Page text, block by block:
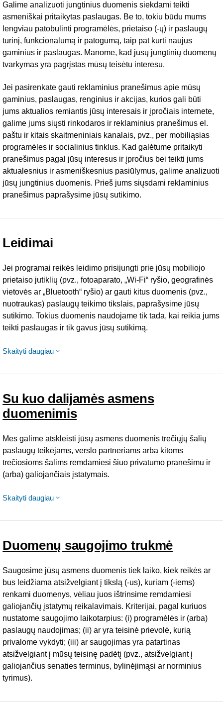
Galime analizuoti jungtinius duomenis siekdami teikti
asmeniškai pritaikytas paslaugas. Be to, tokiu būdu mums
lengviau patobulinti programėlės, prietaiso (-ų) ir paslaugų
turinį, funkcionalumą ir patogumą, taip pat kurti naujus
gaminius ir paslaugas. Manome, kad jūsų jungtinių duomenų
tvarkymas yra pagrįstas mūsų teisėtu interesu.
Jei pasirenkate gauti reklaminius pranešimus apie mūsų
gaminius, paslaugas, renginius ir akcijas, kurios gali būti
jums aktualios remiantis jūsų interesais ir įpročiais internete,
galime jums siųsti rinkodaros ir reklaminius pranešimus el.
paštu ir kitais skaitmeniniais kanalais, pvz., per mobiliąsias
programėles ir socialinius tinklus. Kad galėtume pritaikyti
pranešimus pagal jūsų interesus ir įpročius bei teikti jums
aktualesnius ir asmeniškesnius pasiūlymus, galime analizuoti
jūsų jungtinius duomenis. Prieš jums siųsdami reklaminius
pranešimus paprašysime jūsų sutikimo.
Leidimai
Jei programai reikės leidimo prisijungti prie jūsų mobiliojo
prietaiso jutiklių (pvz., fotoaparato, „Wi-Fi“ ryšio, geografinės
vietovės ar „Bluetooth“ ryšio) ar gauti kitus duomenis (pvz.,
nuotraukas) paslaugų teikimo tikslais, paprašysime jūsų
sutikimo. Tokius duomenis naudojame tik tada, kai reikia jums
teikti paslaugas ir tik gavus jūsų sutikimą.
Skaityti daugiau
Su kuo dalijamės asmens
duomenimis
Mes galime atskleisti jūsų asmens duomenis trečiųjų šalių
paslaugų teikėjams, verslo partneriams arba kitoms
trečiosioms šalims remdamiesi šiuo privatumo pranešimu ir
(arba) galiojančiais įstatymais.
Skaityti daugiau
Duomenų saugojimo trukmė
Saugosime jūsų asmens duomenis tiek laiko, kiek reikės ar
bus leidžiama atsižvelgiant į tikslą (-us), kuriam (-iems)
renkami duomenys, vėliau juos ištrinsime remdamiesi
galiojančių įstatymų reikalavimais. Kriterijai, pagal kuriuos
nustatome saugojimo laikotarpius: (i) programėlės ir (arba)
paslaugų naudojimas; (ii) ar yra teisinė prievolė, kurią
privalome vykdyti; (iii) ar saugojimas yra patartinas
atsižvelgiant į mūsų teisinę padėtį (pvz., atsižvelgiant į
galiojančius senaties terminus, bylinėjimąsi ar norminius
tyrimus).